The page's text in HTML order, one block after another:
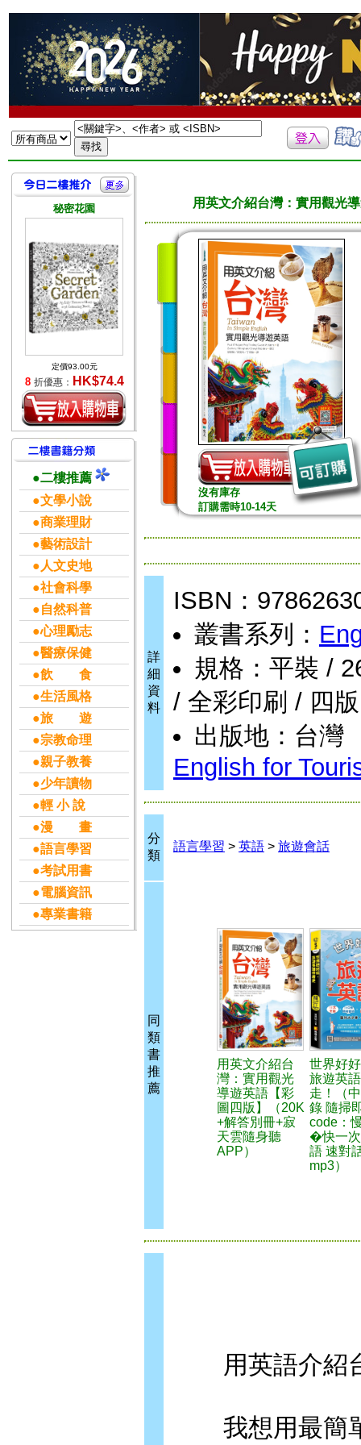
秘密花園
定價93.00元
8 折優惠： HK$74.4
●二樓推薦
●文學小說
●商業理財
●藝術設計
●人文史地
●社會科學
●自然科普
●心理勵志
●醫療保健
●飲 食
●生活風格
●旅 遊
●宗教命理
●親子教養
●少年讀物
●輕 小 說
●漫 畫
●語言學習
●考試用書
●電腦資訊
●專業書籍
用英文介紹台灣：實用觀光
沒有庫存
訂購需時10-14天
詳
細
資
料
ISBN：
叢書系列：
規格：平裝 /
/ 全彩印刷 / 四版
出版地：台灣
English for
分
類
語言學習 > 英語 > 旅遊會話
同
類
書
推
薦
用英文介紹台
灣：實用觀光
導遊英語【彩
圖四版】（20K
+解答別冊+寂
天雲隨身聽
APP）
世界好
旅遊英
走！（
錄 隨掃
code：
�快一
語 速對
mp3）
用英語介紹
我想用最簡